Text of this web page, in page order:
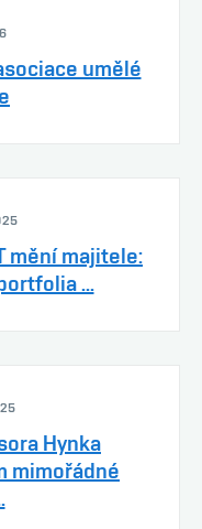
umělé
mění majitele:
...
Hynka
mimořádné